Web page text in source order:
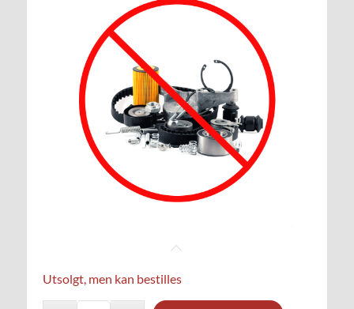
Utsolgt, men kan bestilles